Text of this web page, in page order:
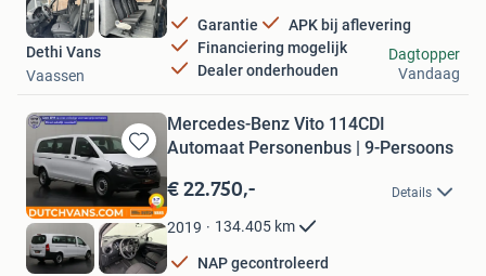
Garantie
APK bij aflevering
Financiering mogelijk
Dealer onderhouden
Dethi Vans
Vaassen
Dagtopper
Vandaag
Bewaren
in
Mijn
Favorieten
Mercedes-Benz Vito 114CDI
Automaat Personenbus | 9-Persoons
€ 22.750,- Details
2019 134.405 km
NAP gecontroleerd